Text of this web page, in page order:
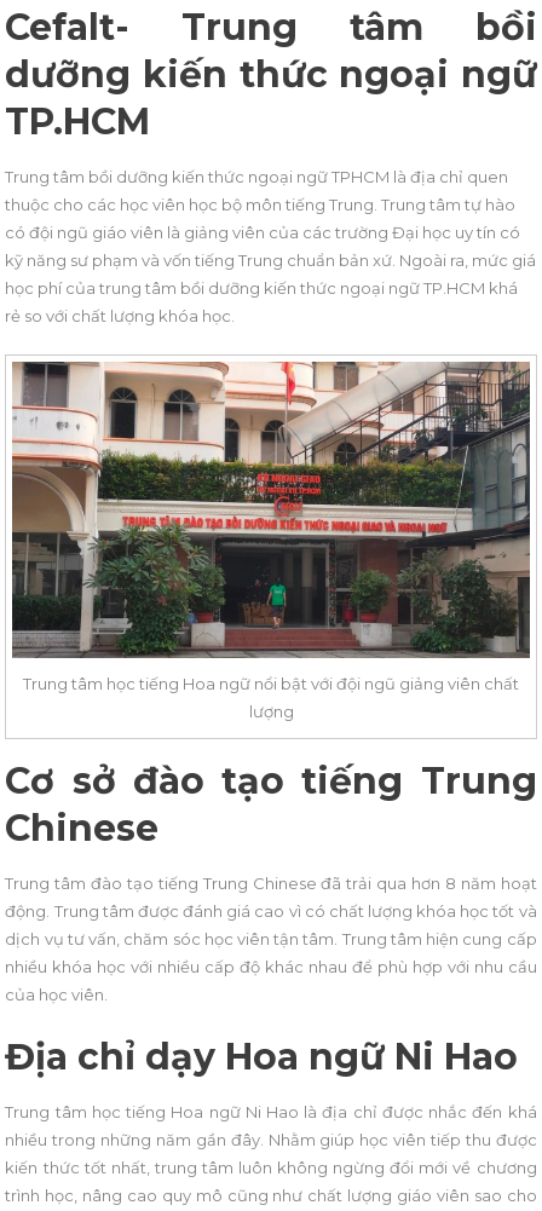
Cefalt- Trung tâm bồi
dưỡng kiến thức ngoại ngữ
TP.HCM
Trung tâm bồi dưỡng kiến thức ngoại ngữ TPHCM là địa chỉ quen
thuộc cho các học viên học bộ môn tiếng Trung. Trung tâm tự hào
có đội ngũ giáo viên là giảng viên của các trường Đại học uy tín có
kỹ năng sư phạm và vốn tiếng Trung chuẩn bản xứ. Ngoài ra, mức giá
học phí của trung tâm bồi dưỡng kiến thức ngoại ngữ TP.HCM khá
rẻ so với chất lượng khóa học.
Trung tâm học tiếng Hoa ngữ nổi bật với đội ngũ giảng viên chất
lượng
Cơ sở đào tạo tiếng Trung
Chinese
Trung tâm đào tạo tiếng Trung Chinese đã trải qua hơn 8 năm hoạt
động. Trung tâm được đánh giá cao vì có chất lượng khóa học tốt và
dịch vụ tư vấn, chăm sóc học viên tận tâm. Trung tâm hiện cung cấp
nhiều khóa học với nhiều cấp độ khác nhau để phù hợp với nhu cầu
của học viên.
Địa chỉ dạy Hoa ngữ Ni Hao
Trung tâm học tiếng Hoa ngữ Ni Hao là địa chỉ được nhắc đến khá
nhiều trong những năm gần đây. Nhằm giúp học viên tiếp thu được
kiến thức tốt nhất, trung tâm luôn không ngừng đổi mới về chương
trình học, nâng cao quy mô cũng như chất lượng giáo viên sao cho